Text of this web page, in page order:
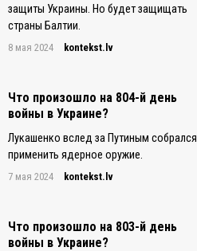
защиты Украины. Но будет защищать
страны Балтии.
8 мая 2024 kontekst.lv
Что произошло на 804-й день
войны в Украине?
Лукашенко вслед за Путиным собрался
применить ядерное оружие.
7 мая 2024 kontekst.lv
Что произошло на 803-й день
войны в Украине?